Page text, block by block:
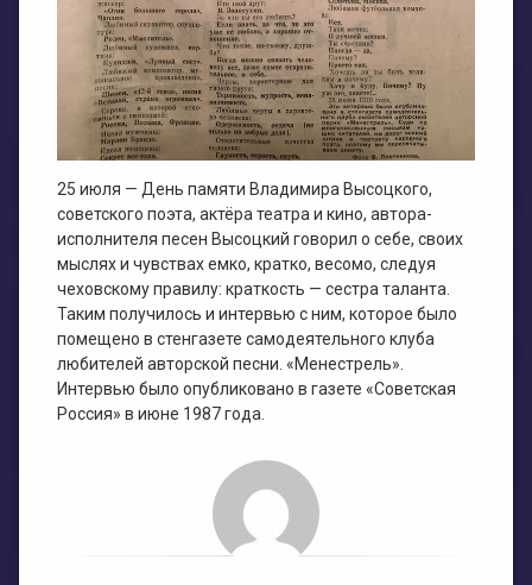
25 июля — День памяти Владимира Высоцкого,
советского поэта, актёра театра и кино, автора-
исполнителя песен Высоцкий говорил о себе, своих
мыслях и чувствах емко, кратко, весомо, следуя
чеховскому правилу: краткость — сестра таланта.
Таким получилось и интервью с ним, которое было
помещено в стенгазете самодеятельного клуба
любителей авторской песни. «Менестрель».
Интервью было опубликовано в газете «Советская
Россия» в июне 1987 года.